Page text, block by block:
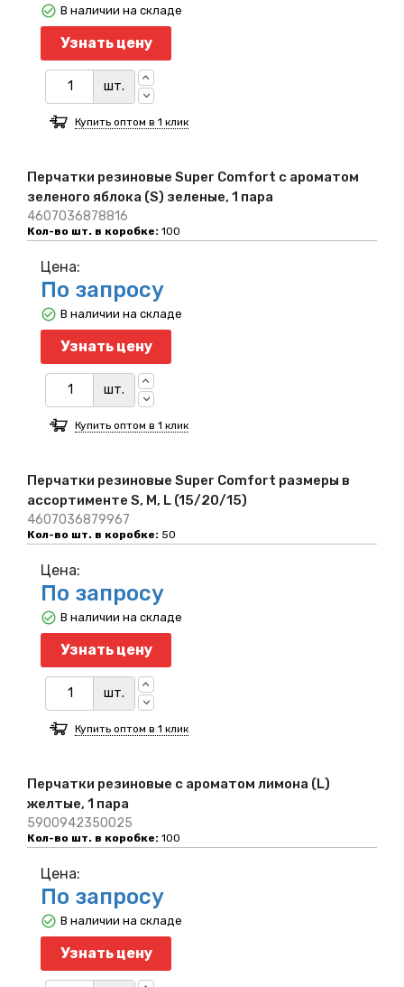
Перчатки резиновые Super Comfort c ароматом
зеленого яблока (S) зеленые, 1 пара
4607036878816
Кол-во шт. в коробке: 100
Узнать цену
шт.
В наличии на складе
Купить оптом в 1 клик
Перчатки резиновые Super Comfort размеры в
ассортименте S, M, L (15/20/15)
4607036879967
Кол-во шт. в коробке: 50
Цена:
По запросу
Узнать цену
шт.
В наличии на складе
Купить оптом в 1 клик
Перчатки резиновые с ароматом лимона (L)
желтые, 1 пара
5900942350025
Кол-во шт. в коробке: 100
Цена:
По запросу
Узнать цену
шт.
В наличии на складе
Купить оптом в 1 клик
Цена:
По запросу
Узнать цену
В наличии на складе